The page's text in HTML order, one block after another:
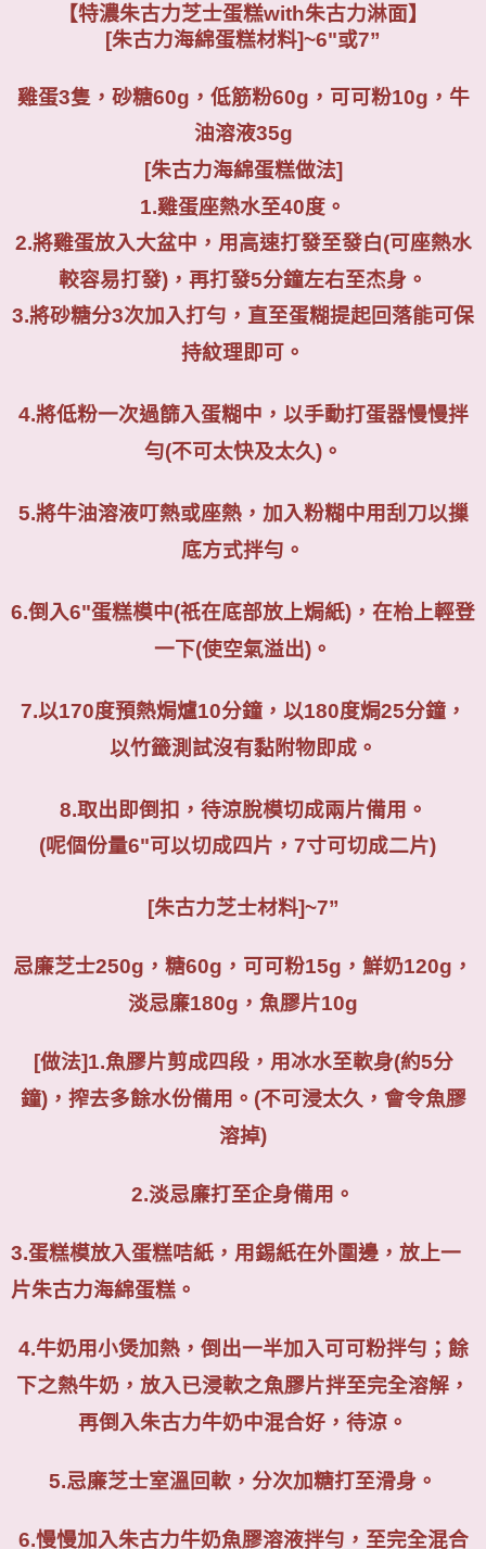
【特濃朱古力芝士蛋糕with朱古力淋面】
[朱古力海綿蛋糕材料]~6"或7”
雞蛋3隻，砂糖60g ，低筋粉60g ，可可粉10g ，牛
油溶液35g
[朱古力海綿蛋糕做法]
1.雞蛋座熱水至40度。
2.將雞蛋放入大盆中，用高速打發至發白(可座熱水
較容易打發) ，再打發5分鐘左右至杰身。
3.將砂糖分3次加入打勻，直至蛋糊提起回落能可保
持紋理即可。
4.將低粉一次過篩入蛋糊中，以手動打蛋器慢慢拌
勻(不可太快及太久)。
5.將牛油溶液叮熱或座熱，加入粉糊中用刮刀以摷
底方式拌勻。
6.倒入6"蛋糕模中(祇在底部放上焗紙) ，在枱上輕登
一下(使空氣溢出) 。
7.以170度預熱焗爐10分鐘，以180度焗25分鐘，
以竹籤測試沒有黏附物即成。
8.取出即倒扣，待涼脫模切成兩片備用。
(呢個份量6"可以切成四片，7寸可切成二片)
[朱古力芝士材料]~7”
忌廉芝士250g ，糖60g ，可可粉15g ，鮮奶120g ，
淡忌廉180g ，魚膠片10g
[做法]1.魚膠片剪成四段，用冰水至軟身(約5分
鐘)，搾去多餘水份備用。 (不可浸太久，會令魚膠
溶掉)
2.淡忌廉打至企身備用。
3.蛋糕模放入蛋糕咭紙，用錫紙在外圍邊，放上一
片朱古力海綿蛋糕。
4.牛奶用小煲加熱，倒出一半加入可可粉拌勻；餘
下之熱牛奶，放入已浸軟之魚膠片拌至完全溶解，
再倒入朱古力牛奶中混合好，待涼。
5.忌廉芝士室溫回軟，分次加糖打至滑身。
6.慢慢加入朱古力牛奶魚膠溶液拌勻，至完全混合